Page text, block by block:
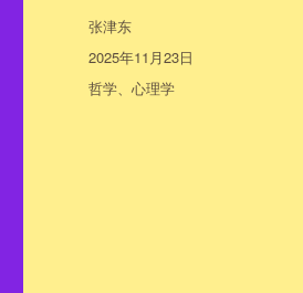
作
者
张津东
发
布
于
2025年11月23日
分
哲学、心理学